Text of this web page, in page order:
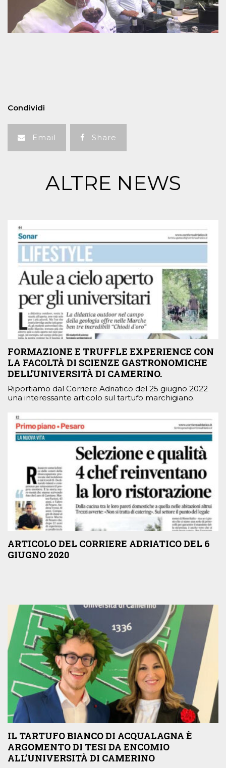
Condividi
Email Share
ALTRE NEWS
FORMAZIONE E TRUFFLE EXPERIENCE CON
LA FACOLTÀ DI SCIENZE GASTRONOMICHE
DELL’UNIVERSITÀ DI CAMERINO.
Riportiamo dal Corriere Adriatico del 25 giugno 2022
una interessante articolo sul tartufo marchigiano.
ARTICOLO DEL CORRIERE ADRIATICO DEL 6
GIUGNO 2020
IL TARTUFO BIANCO DI ACQUALAGNA È
ARGOMENTO DI TESI DA ENCOMIO
ALL’UNIVERSITÀ DI CAMERINO